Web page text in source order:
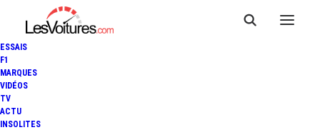
ESSAIS
F1
MARQUES
VIDÉOS
TV
ACTU
INSOLITES